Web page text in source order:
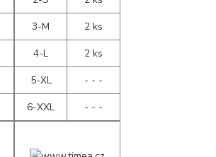
3-M
2 ks
4-L
2 ks
5-XL
- - -
6-XXL
- - -